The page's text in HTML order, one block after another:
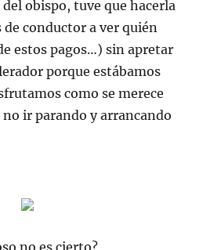
obispo, tuve que hacerla
conductor a ver quién
estos pagos…) sin apretar
porque estábamos
como se merece
no ir parando y arrancando
no es cierto?